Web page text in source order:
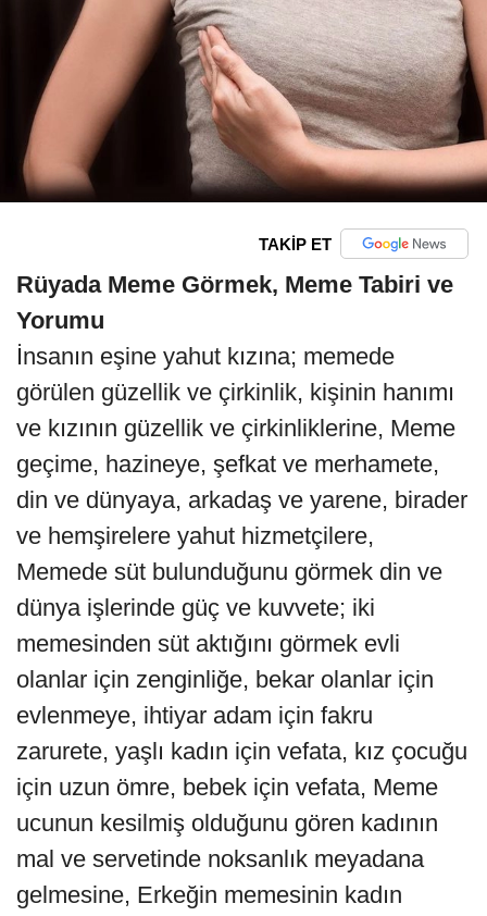
TAKİP ET
Rüyada Meme Görmek, Meme Tabiri ve
Yorumu
İnsanın eşine yahut kızına; memede
görülen güzellik ve çirkinlik, kişinin hanımı
ve kızının güzellik ve çirkinliklerine, Meme
geçime, hazineye, şefkat ve merhamete,
din ve dünyaya, arkadaş ve yarene, birader
ve hemşirelere yahut hizmetçilere,
Memede süt bulunduğunu görmek din ve
dünya işlerinde güç ve kuvvete; iki
memesinden süt aktığını görmek evli
olanlar için zenginliğe, bekar olanlar için
evlenmeye, ihtiyar adam için fakru
zarurete, yaşlı kadın için vefata, kız çocuğu
için uzun ömre, bebek için vefata, Meme
ucunun kesilmiş olduğunu gören kadının
mal ve servetinde noksanlık meyadana
gelmesine, Erkeğin memesinin kadın